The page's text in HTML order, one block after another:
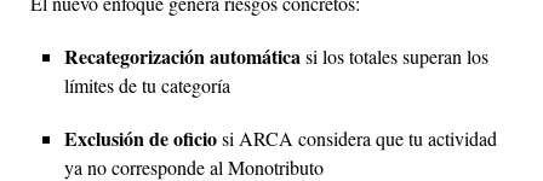
Recategorización automáticasi los totales superan los
límites de tu categoría
Exclusión de oficiosi ARCA considera que tu actividad
ya no corresponde al Monotributo